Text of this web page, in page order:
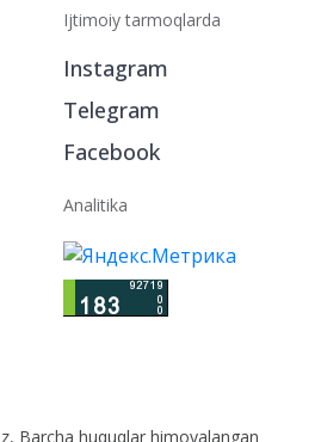
Ijtimoiy tarmoqlarda
Instagram
Telegram
Facebook
Analitika
Barcha huquqlar himoyalangan